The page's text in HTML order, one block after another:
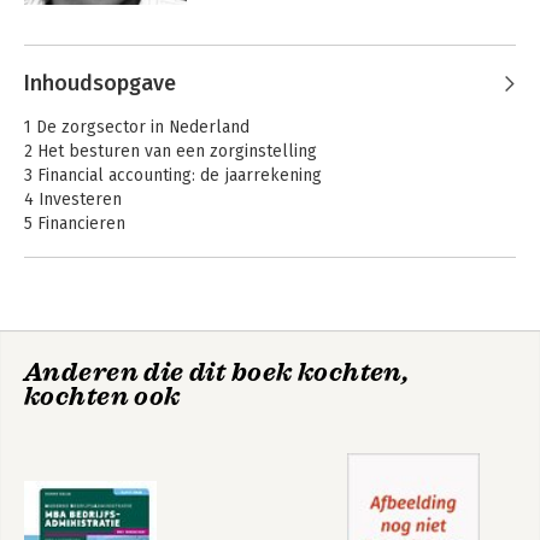
universiteiten en hogescholen.
Andere boeken door Gijs
Hiltermann
Financieel
management voor
Financieel
Inhoudsopgave
1 De zorgsector in Nederland
2 Het besturen van een zorginstelling
3 Financial accounting: de jaarrekening
4 Investeren
5 Financieren
Anderen die dit boek kochten,
kochten ook